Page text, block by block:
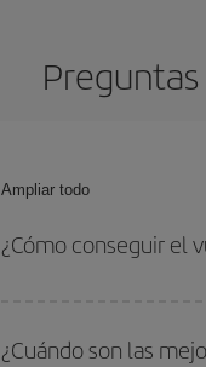
Ampliar todo
¿Cómo conseguir el
las fechas y horarios de ida
¿Cuándo son las